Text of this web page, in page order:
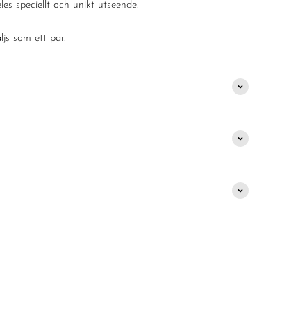
speciellt och unikt utseende.
som ett par.